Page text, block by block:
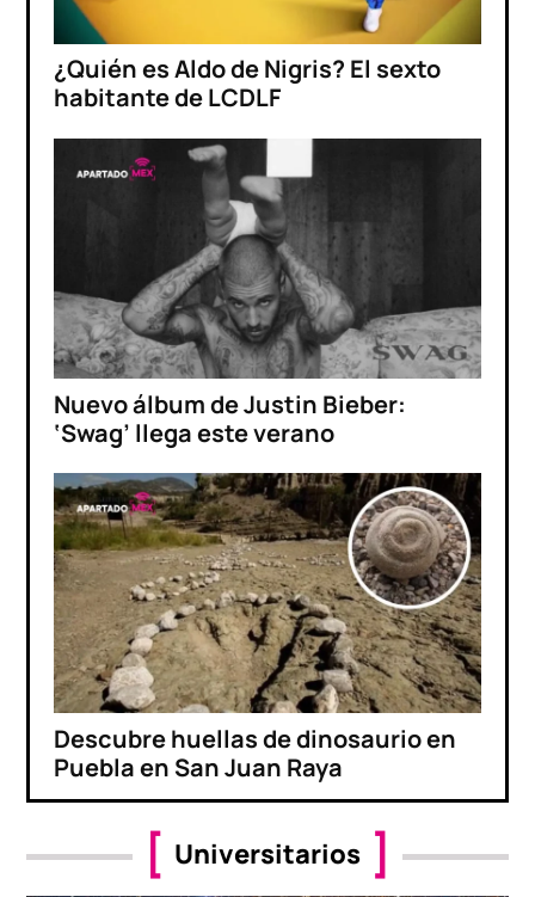
¿Quién es Aldo de Nigris? El sexto
habitante de LCDLF
Nuevo álbum de Justin Bieber:
‘Swag’ llega este verano
Descubre huellas de dinosaurio en
Puebla en San Juan Raya
Universitarios